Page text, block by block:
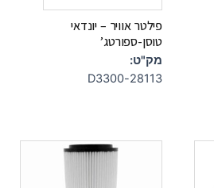
פילטר אוויר – יונדאי
טוסן-ספורטג’
מק"ט:
28113-D3300